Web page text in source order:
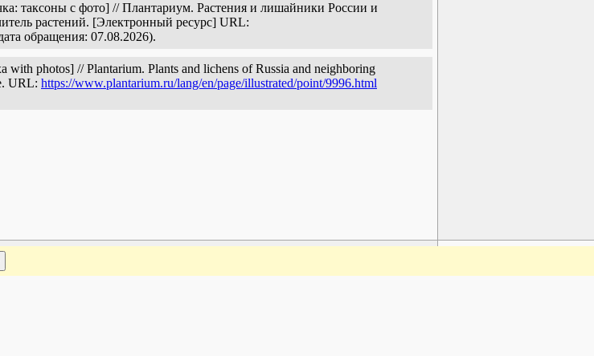
таксоны с фото] // Плантариум. Растения и лишайники России и
растений. [Электронный ресурс] URL:
обращения: 07.08.2026).
photos] // Plantarium. Plants and lichens of Russia and neighboring
URL: https://www.plantarium.ru/lang/en/page/illustrated/point/9996.html